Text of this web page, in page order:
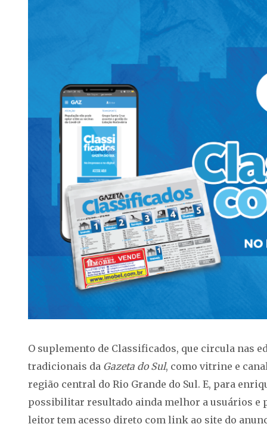
O suplemento de Classificados, que circula nas
tradicionais da Gazeta do Sul, como vitrine e
região central do Rio Grande do Sul. E, para
possibilitar resultado ainda melhor a usuários e
leitor tem acesso direto com link ao site do